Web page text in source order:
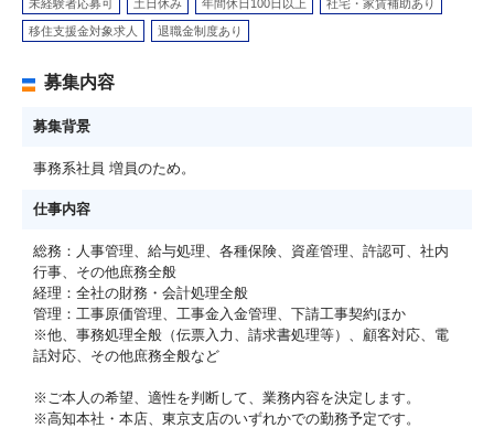
未経験者応募可 土日休み 年間休日100日以上 社宅・家賃補助あり
移住支援金対象求人 退職金制度あり
募集内容
募集背景
事務系社員 増員のため。
仕事内容
総務：人事管理、給与処理、各種保険、資産管理、許認可、社内
行事、その他庶務全般
経理：全社の財務・会計処理全般
管理：工事原価管理、工事金入金管理、下請工事契約ほか
※他、事務処理全般（伝票入力、請求書処理等）、顧客対応、電
話対応、その他庶務全般など
※ご本人の希望、適性を判断して、業務内容を決定します。
※高知本社・本店、東京支店のいずれかでの勤務予定です。